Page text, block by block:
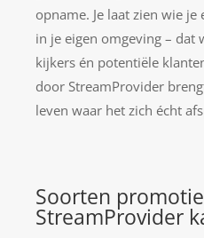
opname. Je laat zien wie
in je eigen omgeving – dat
kijkers én potentiële
door StreamProvider
leven waar het zich écht
Soorten
StreamProvider